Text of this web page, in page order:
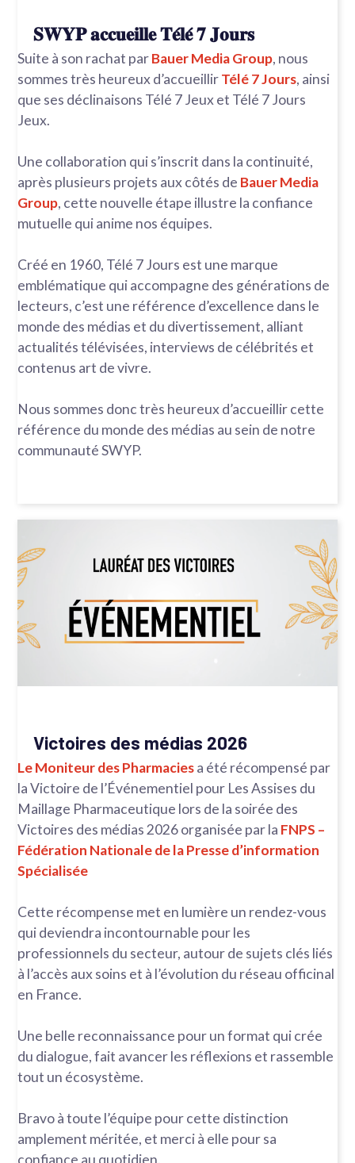
𝐒𝐖𝐘𝐏 𝐚𝐜𝐜𝐮𝐞𝐢𝐥𝐥𝐞 𝐓𝐞́𝐥𝐞́ 𝟕 𝐉𝐨𝐮𝐫𝐬
Suite à son rachat parBauer Media Group, nous
sommes très heureux d’accueillirTélé 7 Jours, ainsi
que ses déclinaisons Télé 7 Jeux et Télé 7 Jours
Jeux.
Une collaboration qui s’inscrit dans la continuité,
après plusieurs projets aux côtés de Bauer Media
Group, cette nouvelle étape illustre la confiance
mutuelle qui anime nos équipes.
Créé en 1960, Télé 7 Jours est une marque
emblématique qui accompagne des générations de
lecteurs, c’est une référence d’excellence dans le
monde des médias et du divertissement, alliant
actualités télévisées, interviews de célébrités et
contenus art de vivre.
Nous sommes donc très heureux d’accueillir cette
référence du monde des médias au sein de notre
communauté SWYP.
Victoires des médias 2026
Le Moniteur des Pharmaciesa été récompensé par
la Victoire de l’Événementiel pour Les Assises du
Maillage Pharmaceutique lors de la soirée des
Victoires des médias 2026 organisée par la FNPS –
Fédération Nationale de la Presse d’information
Spécialisée
Cette récompense met en lumière un rendez-vous
qui deviendra incontournable pour les
professionnels du secteur, autour de sujets clés liés
à l’accès aux soins et à l’évolution du réseau officinal
en France.
Une belle reconnaissance pour un format qui crée
du dialogue, fait avancer les réflexions et rassemble
tout un écosystème.
Bravo à toute l’équipe pour cette distinction
amplement méritée, et merci à elle pour sa
confiance au quotidien.